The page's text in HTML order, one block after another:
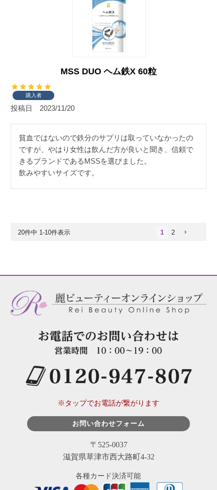
MSS DUO ヘム鉄X 60粒
購入者
投稿日 2023/11/20
貧血ではないので鉄分のサプリは取っていなかったの
ですが、やはり女性は飲んだ方が良いと聞き、信頼で
きるブランドであるMSSを選びました。
飲みやすいサイズです。
20件中 1-10件表示 1 2
※タップでお電話が繋がります
お問い合わせフォーム
〒525-0037
滋賀県草津市西大路町4-32
各種カード決済可能